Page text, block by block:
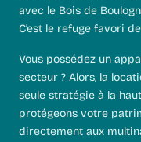
avec le Bois de
C’est le refuge favori
Vous possédez un
secteur ? Alors, la
seule stratégie à la
protégeons votre
directement aux